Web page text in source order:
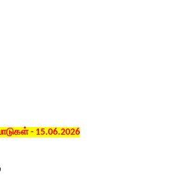
- 15.06.2026